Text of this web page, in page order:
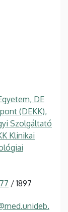
DE
(DEKK),
Szolgáltató
Klinikai
/ 1897